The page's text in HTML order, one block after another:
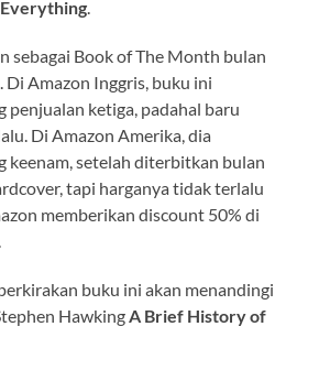
sebagai Book of The Month bulan
. Di Amazon Inggris, buku ini
penjualan ketiga, padahal baru
Di Amazon Amerika, dia
keenam, setelah diterbitkan bulan
tapi harganya tidak terlalu
memberikan discount 50% di
buku ini akan menandingi
Hawking A Brief History of